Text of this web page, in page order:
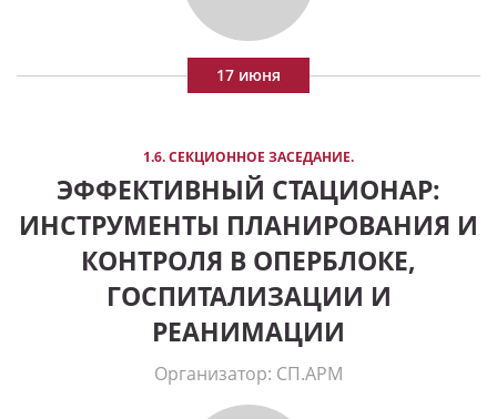
17 июня
1.6. СЕКЦИОННОЕ ЗАСЕДАНИЕ.
ЭФФЕКТИВНЫЙ СТАЦИОНАР:
ИНСТРУМЕНТЫ ПЛАНИРОВАНИЯ И
КОНТРОЛЯ В ОПЕРБЛОКЕ,
ГОСПИТАЛИЗАЦИИ И
РЕАНИМАЦИИ
Организатор: СП.АРМ